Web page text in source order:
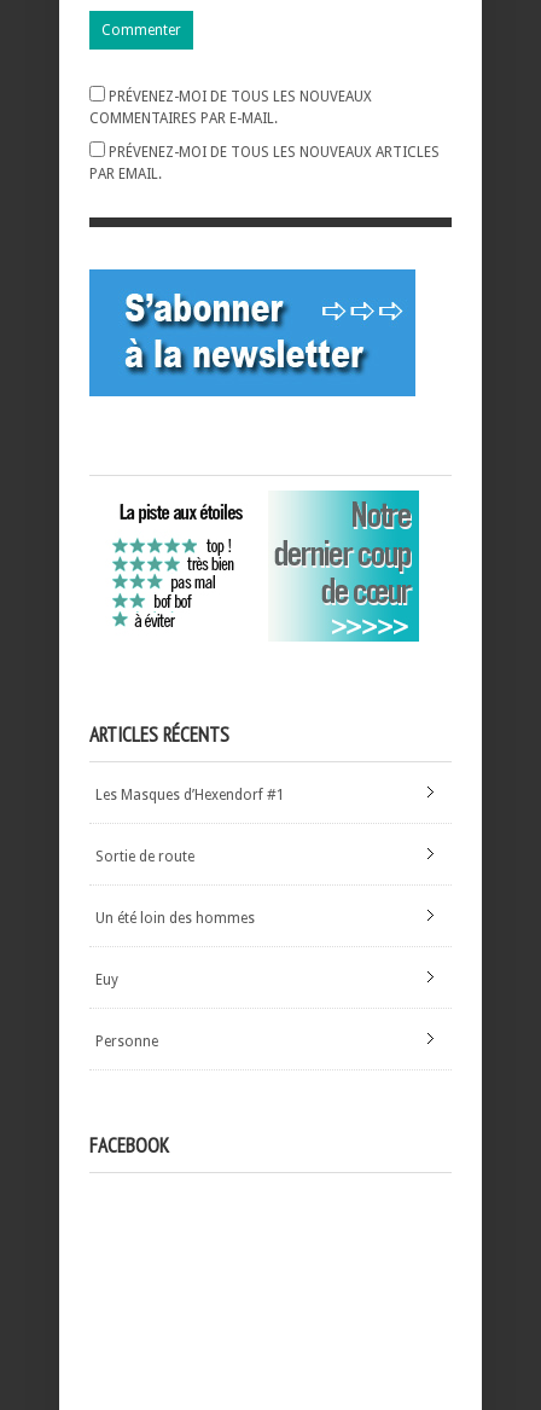
PRÉVENEZ-MOI DE TOUS LES NOUVEAUX
COMMENTAIRES PAR E-MAIL.
PRÉVENEZ-MOI DE TOUS LES NOUVEAUX ARTICLES
PAR EMAIL.
ARTICLES RÉCENTS
Les Masques d’Hexendorf #1
Sortie de route
Un été loin des hommes
Euy
Personne
FACEBOOK